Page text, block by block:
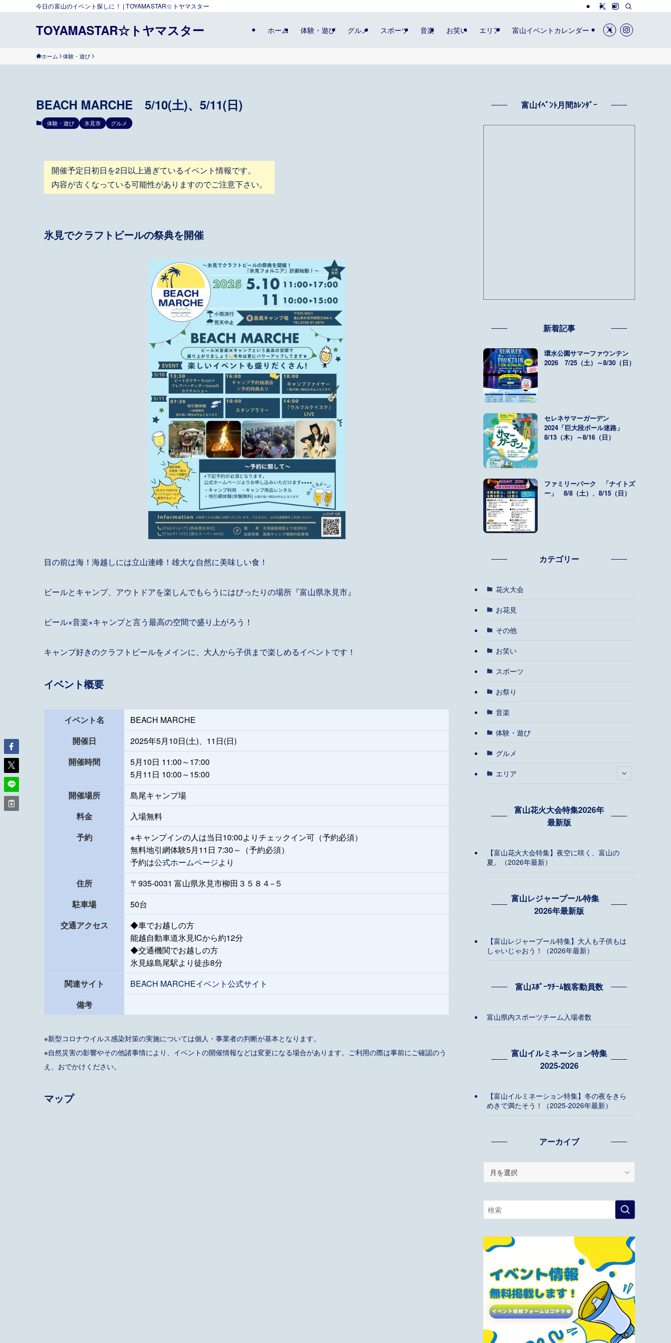
今日の富山のイベント探しに！ | TOYAMASTAR☆トヤマスター
TOYAMASTAR☆トヤマスター ホーム 体験・遊び グルメ スポーツ 音楽 お笑い エリア 富山イベントカレンダー
ホーム 体験・遊び
BEACH MARCHE 5/10(土)、5/11(日)
体験・遊び 氷見市 グルメ
開催予定日初日を2日以上過ぎているイベント情報です。
内容が古くなっている可能性がありますのでご注意下さい。
氷見でクラフトビールの祭典を開催
目の前は海！海越しには立山連峰！雄大な自然に美味しい食！
ビールとキャンプ、アウトドアを楽しんでもらうにはぴったりの場所『富山県氷見市』
ビール×音楽×キャンプと言う最高の空間で盛り上がろう！
キャンプ好きのクラフトビールをメインに、大人から子供まで楽しめるイベントです！
イベント概要
イベント名
BEACH MARCHE
開催日
2025年5月10日(土)、11日(日)
開催時間
5月10日 11:00～17:00
5月11日 10:00～15:00
開催場所
島尾キャンプ場
料金
入場無料
予約
※キャンプインの人は当日10:00よりチェックイン可（予約必須）
無料地引網体験5月11日 7:30～（予約必須）
予約は公式ホームページより
住所
〒935-0031 富山県氷見市柳田３５８４−５
駐車場
50台
交通アクセス
◆車でお越しの方
能越自動車道氷見ICから約12分
◆交通機関でお越しの方
氷見線島尾駅より徒歩8分
関連サイト
BEACH MARCHEイベント公式サイト
備考
※新型コロナウイルス感染対策の実施については個人・事業者の判断が基本となります。
※自然災害の影響やその他諸事情により、イベントの開催情報などは変更になる場合があります。ご利用の際は事前にご確認のう
え、おでかけください。
マップ
富山ｲﾍﾞﾝﾄ月間ｶﾚﾝﾀﾞｰ
新着記事
環水公園サマーファウンテン
2026 7/25（土）～8/30（日）
セレネサマーガーデン
2024「巨大段ボール迷路」
8/13（木）～8/16（日）
ファミリーパーク 「ナイトズ
ー」 8/8（土）、8/15（日）
カテゴリー
花火大会
お花見
その他
お笑い
スポーツ
お祭り
音楽
体験・遊び
グルメ
エリア
富山花火大会特集2026年
最新版
【富山花火大会特集】夜空に咲く、富山の
夏。（2026年最新）
富山レジャープール特集
2026年最新版
【富山レジャープール特集】大人も子供もは
しゃいじゃおう！（2026年最新）
富山ｽﾎﾟｰﾂﾁｰﾑ観客動員数
富山県内スポーツチーム入場者数
富山イルミネーション特集
2025-2026
【富山イルミネーション特集】冬の夜をきら
めきで満たそう！（2025-2026年最新）
アーカイブ
イ
ブ